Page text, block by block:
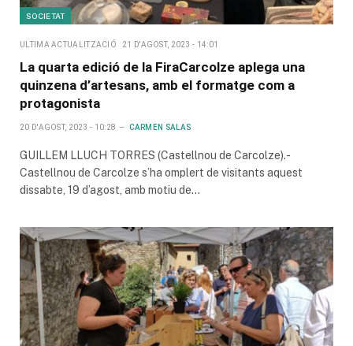
SOCIETAT
ULTIMA ACTUALITZACIÓ 21 D'AGOST, 2023 - 14:01
La quarta edició de la FiraCarcolze aplega una
quinzena d’artesans, amb el formatge com a
protagonista
20 D'AGOST, 2023 - 10:28 CARMEN SALAS
GUILLEM LLUCH TORRES (Castellnou de Carcolze).-
Castellnou de Carcolze s’ha omplert de visitants aquest
dissabte, 19 d’agost, amb motiu de…